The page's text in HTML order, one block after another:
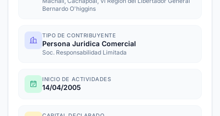
Bernardo O'higgins
TIPO DE CONTRIBUYENTE
Persona Juridica Comercial
Soc. Responsabilidad Limitada
INICIO DE ACTIVIDADES
14/04/2005